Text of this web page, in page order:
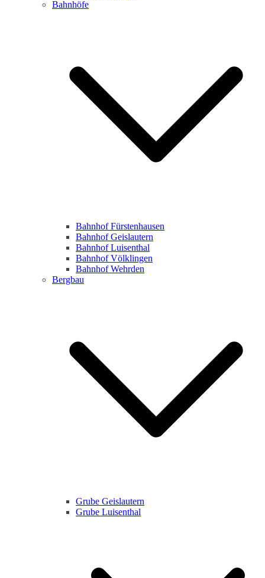
Bahnhöfe
Bahnhof Fürstenhausen
Bahnhof Geislautern
Bahnhof Luisenthal
Bahnhof Völklingen
Bahnhof Wehrden
Bergbau
Grube Geislautern
Grube Luisenthal